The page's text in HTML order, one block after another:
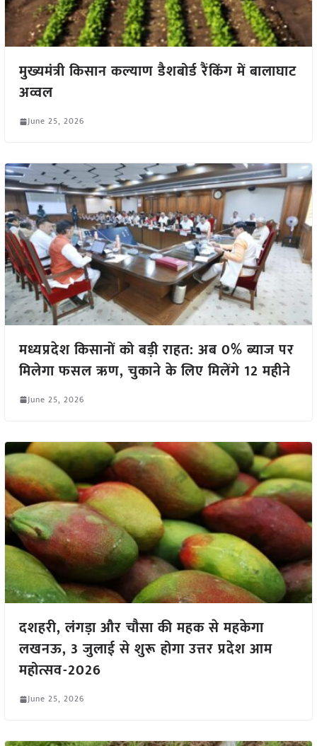
मुख्यमंत्री किसान कल्याण डैशबोर्ड रैंकिंग में बालाघाट
अव्वल
June 25, 2026
मध्यप्रदेश किसानों को बड़ी राहत: अब 0% ब्याज पर
मिलेगा फसल ऋण, चुकाने के लिए मिलेंगे 12 महीने
June 25, 2026
दशहरी, लंगड़ा और चौसा की महक से महकेगा
लखनऊ, 3 जुलाई से शुरू होगा उत्तर प्रदेश आम
महोत्सव-2026
June 25, 2026